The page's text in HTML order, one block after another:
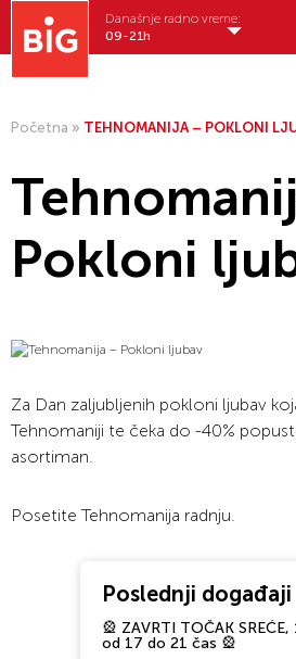
Današnje radno vreme:
09-21h
Početna » TEHNOMANIJA – POKLONI
Pokloni
Za Dan zaljubljenih pokloni ljubav
Tehnomaniji te čeka do -40%
asortiman.
Posetite Tehnomanija radnju.
Poslednji događaji
🎡 ZAVRTI TOČAK SREĆE,
od 17 do 21 čas 🎡